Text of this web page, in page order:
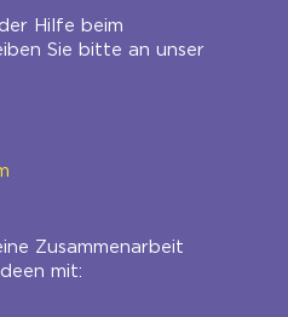
Hilfe beim
Sie bitte an unser
Zusammenarbeit
mit: